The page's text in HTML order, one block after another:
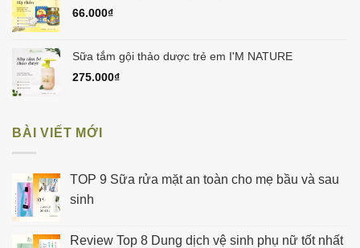
66.000₫
Sữa tắm gội thảo dược trẻ em I'M NATURE
275.000₫
BÀI VIẾT MỚI
TOP 9 Sữa rửa mặt an toàn cho mẹ bầu và sau
sinh
Review Top 8 Dung dịch vệ sinh phụ nữ tốt nhất